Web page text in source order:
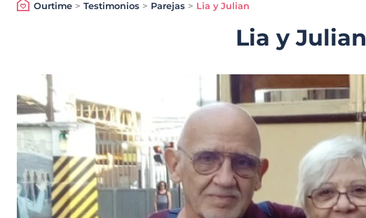
Ourtime> Testimonios > Parejas > Lia y Julian
Lia y Julian